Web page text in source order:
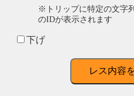
※トリップに特定の文字
のIDが表示されます
下げ
レス内容